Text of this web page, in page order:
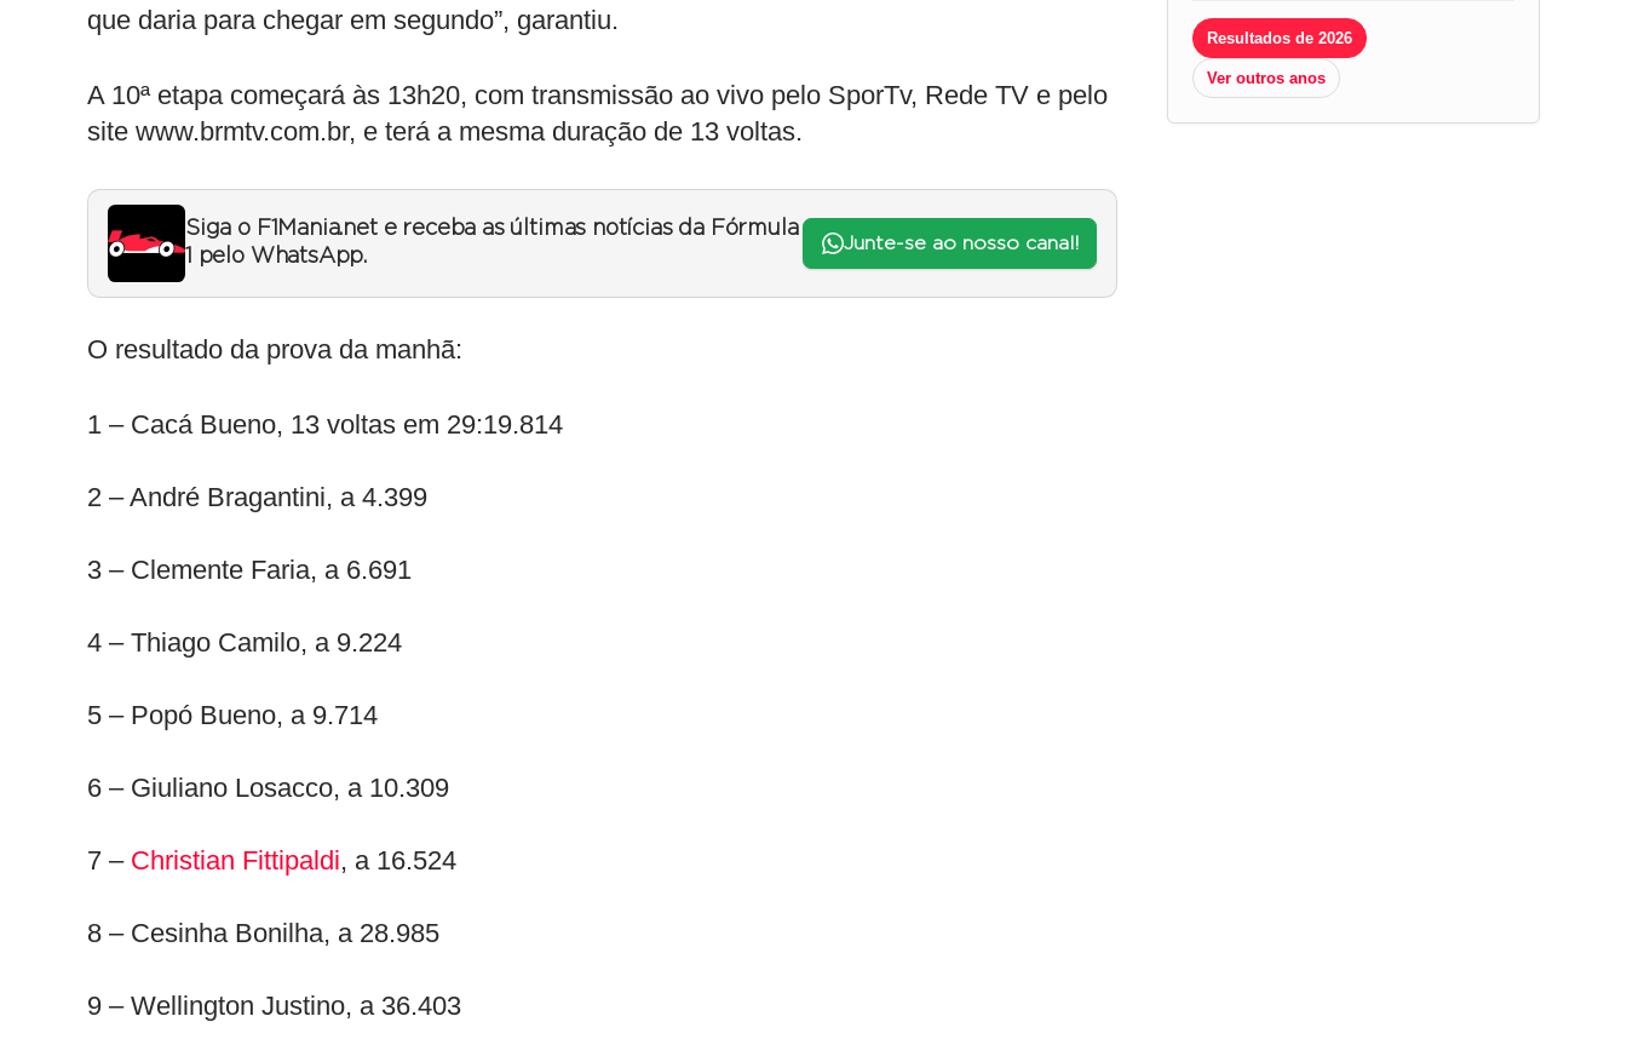
que daria para chegar em segundo”, garantiu.
A 10ª etapa começará às 13h20, com transmissão ao vivo pelo SporTv, Rede TV e pelo
site www.brmtv.com.br, e terá a mesma duração de 13 voltas.
Siga o F1Mania.net e receba as últimas notícias da Fórmula
1 pelo WhatsApp.
Junte-se ao nosso canal!
O resultado da prova da manhã:
1 – Cacá Bueno, 13 voltas em 29:19.814
2 – André Bragantini, a 4.399
3 – Clemente Faria, a 6.691
4 – Thiago Camilo, a 9.224
5 – Popó Bueno, a 9.714
6 – Giuliano Losacco, a 10.309
7 – Christian Fittipaldi, a 16.524
8 – Cesinha Bonilha, a 28.985
9 – Wellington Justino, a 36.403
Resultados de 2026
Ver outros anos